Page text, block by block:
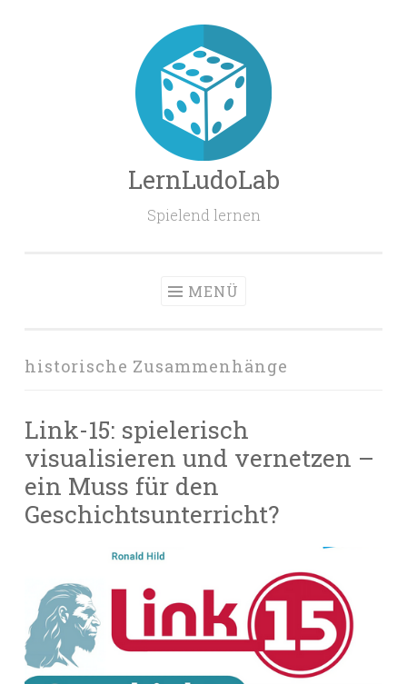
LernLudoLab
Spielend lernen
MENÜ
historische Zusammenhänge
Link-15: spielerisch
visualisieren und vernetzen –
ein Muss für den
Geschichtsunterricht?